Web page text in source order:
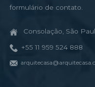
formulário de contato.
Consolação, São
+55 11 959 524 888